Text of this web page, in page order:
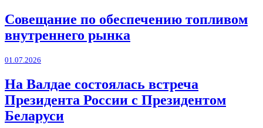
Совещание по обеспечению топливом
внутреннего рынка
01.07.2026
На Валдае состоялась встреча
Президента России с Президентом
Беларуси